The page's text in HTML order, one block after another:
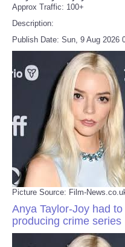
Approx Traffic: 100+
Description:
Publish Date: Sun, 9 Aug 2026
Picture Source: Film-
Anya Taylor-Joy had
producing crime series